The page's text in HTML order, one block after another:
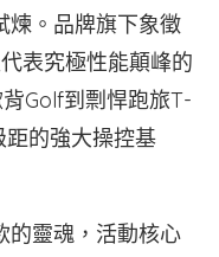
煉。品牌旗下象徵
表究極性能顛峰的
Golf到剽悍跑旅T-
的強大操控基
的靈魂，活動核心